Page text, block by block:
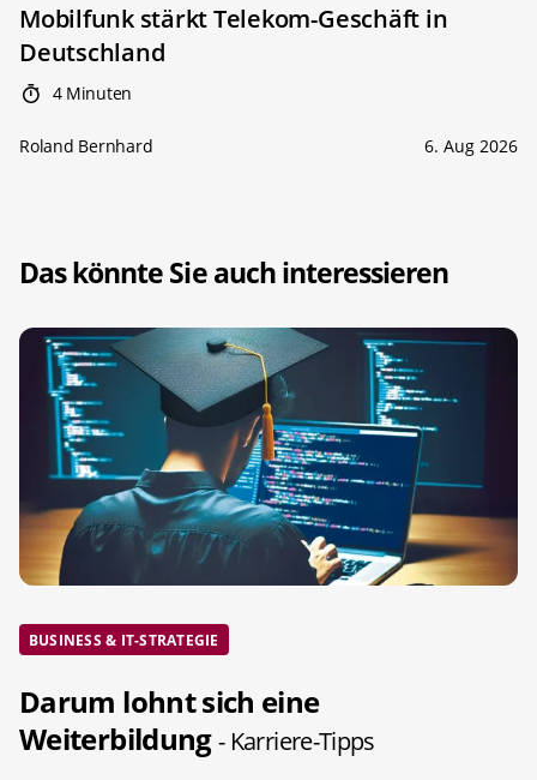
Mobilfunk stärkt Telekom-Geschäft in
Deutschland
4 Minuten
Roland Bernhard 6. Aug 2026
Das könnte Sie auch interessieren
BUSINESS & IT-STRATEGIE
Darum lohnt sich eine
Weiterbildung- Karriere-Tipps